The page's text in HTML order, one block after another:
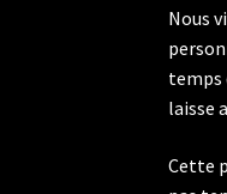
Nous
temps
laisse
Cette